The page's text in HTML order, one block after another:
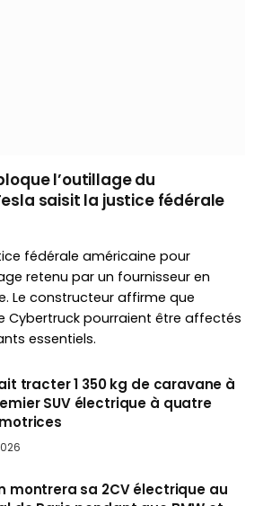
l’outillage du
saisit la justice fédérale
fédérale américaine pour
retenu par un fournisseur en
Le constructeur affirme que
Cybertruck pourraient être affectés
essentiels.
tracter 1 350 kg de caravane à
SUV électrique à quatre
montrera sa 2CV électrique au